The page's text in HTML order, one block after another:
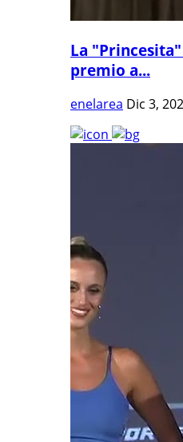
La
premio a...
enelarea Dic 3,